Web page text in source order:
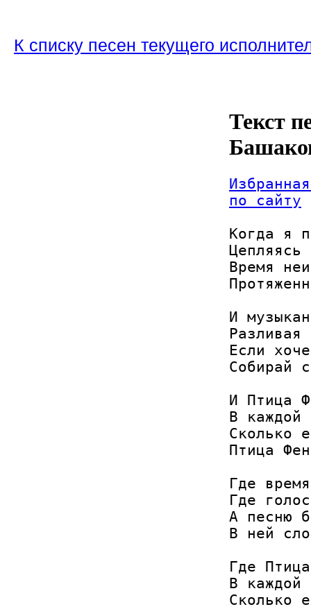
К списку песен текущего
Текст
по сайту
Когда я
Время
И
Если
Собирай
И Птица
В каждой
Сколько
Птица
Где
Где
А песню
В ней
Где
В каждой
Сколько